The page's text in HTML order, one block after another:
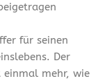
für seinen
Der
einmal mehr, wie